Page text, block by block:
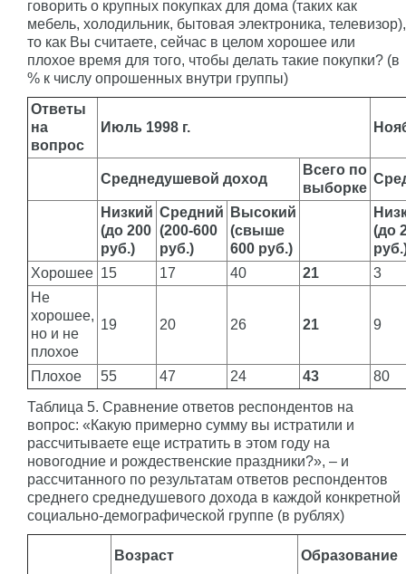
говорить о крупных покупках для дома (таких как
мебель, холодильник, бытовая электроника, телевизор),
то как Вы считаете, сейчас в целом хорошее или
плохое время для того, чтобы делать такие покупки? (в
% к числу опрошенных внутри группы)
Ответы
на
вопрос
Июль 1998 г.
Среднедушевой доход
Всего по
выборке
Низкий
(до 200
руб.)
Средний
(200-600
руб.)
Высокий
(свыше
600 руб.)
(до
Хорошее 15 17 40 21
3
Не
хорошее,
но и не
плохое
19 20 26 21 9
Плохое 55 47 24 43
80
Таблица 5. Сравнение ответов респондентов на
вопрос: «Какую примерно сумму вы истратили и
рассчитываете еще истратить в этом году на
новогодние и рождественские праздники?», – и
рассчитанного по результатам ответов респондентов
среднего среднедушевого дохода в каждой конкретной
социально-демографической группе (в рублях)
Возраст Образование